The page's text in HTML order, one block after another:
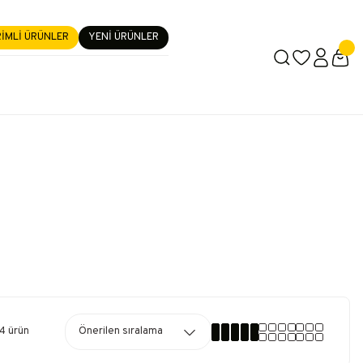
ÜRÜNLER YENİ ÜRÜNLER
ürün